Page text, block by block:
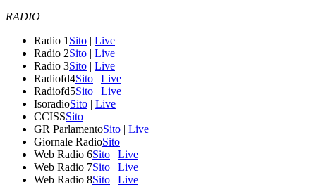
RADIO
Radio 1 Sito | Live
Radio 2Sito | Live
Radio 3Sito | Live
Radiofd4Sito | Live
Radiofd5Sito | Live
IsoradioSito | Live
CCISSSito
GR ParlamentoSito | Live
Giornale RadioSito
Web Radio 6Sito | Live
Web Radio 7Sito | Live
Web Radio 8Sito | Live